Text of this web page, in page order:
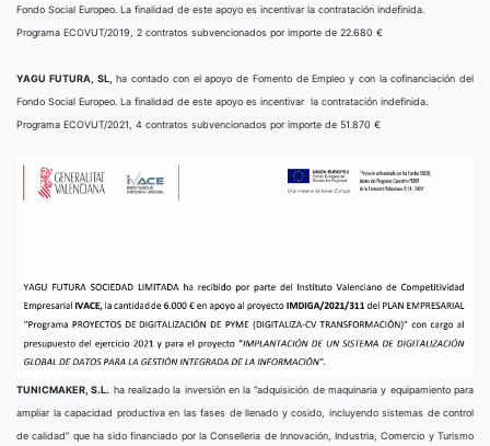
Fondo Social Europeo. La finalidad de este apoyo es incentivar la contratación indefinida.
Programa ECOVUT/2019, 2 contratos subvencionados por importe de 22.680 €
YAGU FUTURA, SL,
ha contado con el apoyo de Fomento de Empleo y con la cofinanciación del
Fondo Social Europeo. La finalidad de este apoyo es incentivar la contratación indefinida.
Programa ECOVUT/2021, 4 contratos subvencionados por importe de 51.870 €
TUNICMAKER, S.L. ha realizado la inversión en la “adquisición de maquinaria y equipamiento para
ampliar la capacidad productiva en las fases de llenado y cosido, incluyendo sistemas de control
de calidad” que ha sido financiado por la Conselleria de Innovación, Industria, Comercio y Turismo